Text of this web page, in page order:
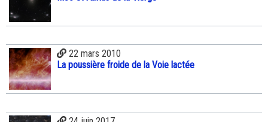
22 mars 2010
La poussière froide de la Voie lactée